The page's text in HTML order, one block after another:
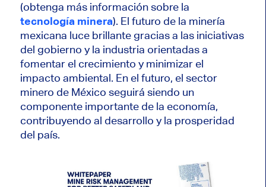
(obtenga más información sobre la
tecnología minera). El futuro de la minería
mexicana luce brillante gracias a las iniciativas
del gobierno y la industria orientadas a
fomentar el crecimiento y minimizar el
impacto ambiental. En el futuro, el sector
minero de México seguirá siendo un
componente importante de la economía,
contribuyendo al desarrollo y la prosperidad
del país.